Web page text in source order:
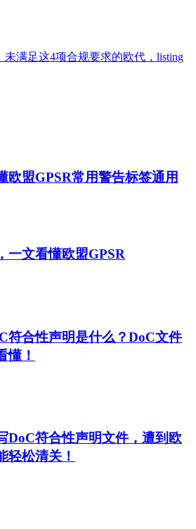
未满足这4项合规要求的欧代，listing
欧盟GPSR常用警告标签通用
一文看懂欧盟GPSR
符合性声明是什么？DoC文件
懂！
DoC符合性声明文件，遭到欧
轻松清关！